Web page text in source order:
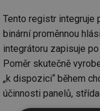
Tento registr integruje
binární proměnnou
integrátoru zapisuje
Poměr skutečně
„k dispozici“ během
účinnosti panelů,